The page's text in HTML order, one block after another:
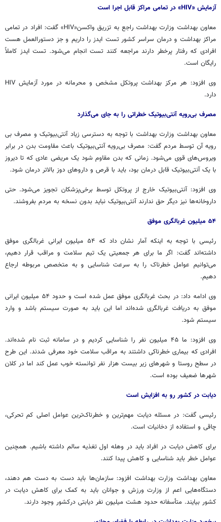
آزمایش «HIV» در تمامی مراکز قابل اجرا است
معاون بهداشت وزارت بهداشت راجع به تزریق واکسن«HIV» گفت: افراد در تمامی
مراکز بهداشت و درمان سراسر کشور تست ایدز را داریم وجز دستورالعمل هست
افرادیکهرفتار پرخطر دارند مراجعه کنند تست انجام می‌شود. تست ایدز کاملاً
رایگان است.
وی افزود: هر مرکز بهداشت پروتکل مشخص و محرمانه در مورد آزمایش HIV
دارد.
مصرف بی‌رویه آنتی‌بیوتیک خطراتی را به جای می‌گذارد
معاون بهداشت وزارت بهداشت با توجه به دسترسی زیاد آنتی‌بیوتیک و مصرف بی
رویه آن توسط مردم گفت: مصرف بی‌رویه آنتی‌بیوتیک باعث مقاومت بدن در برابر
ویروس‌های قوی می‌شود. زمانی که بدن مقاوم شود یک مریضی عادی که تا دیروز
با یک آنتی‌بیوتیک قابل درمان بود، باید با قرص و داروهای دوز بالاتر درمان شود.
وی افزود: آنتی‌بیوتیک خارج از پروتکل توسط برخی‌پزشکان تجویز می‌شود. حتی
داروخانه‌ها نیز دیگر حق ندارند آنتی‌بیوتیک نباید بدون نسخه به مردم بفروشند.
۵۴ میلیون غربالگری موفق
رئیسی با توجه به اینکه آمار نشان داد که ۵۴ میلیون ایرانی غربالگری موفق
داشته‌اند گفت: اگر ما برای هر جمعیتی یک تیم سلامت و مراقب قرار دهیم،
می‌توانیم عوامل خطرناک را به سرعت شناسایی و به متخصص مربوطه ارجاع
دهیم.
وی ادامه داد: در بحث غربالگری موفق عمل شده است و حدود ۵۴ میلیون ایرانی
موفق به دریافت غربالگری شده‌اند اما این باید به صورت سیستم باشد و وارد
سیستم شود.
وی افزود: ما ۴۵ میلیون نفر را شناسایی کردیم و در سامانه ثبت نام شده‌اند.
افرادی که بیماری خطرناکی داشتند به مراقب سلامت خود معرفی شدند. این طرح
در سطح روستا و شهرهای زیر بیست هزار نفر توانسته خوب عمل کند اما در کلان
شهرها ضعیف بوده است.
دیابت در کشور رو به افزایش است
رئیسی گفت: در مسئله دیابت مهم‌ترین و خطرناک‌ترین عوامل اصلی کم تحرکی،
چاقی و استفاده از دخانیات است.
برای کاهش دیابت در افراد باید در وهله اول تغذیه سالم داشته باشیم. همچنین
عوامل خطر باید شناسایی و کاهش پیدا کنند.
معاون بهداشت وزارت بهداشت افزود: سازمان‌ها باید دست به دست هم دهند،
دستگاه‌هایی اعم از وزارت ورزش و جوانان باید به کمک برای کاهش دیابت در
کشور بیایند. متأسفانه حدود هشت میلیون نفر دیابتی درکشور وجود دارند.